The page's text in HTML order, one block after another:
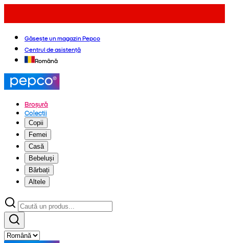
Găsește un magazin Pepco
Centrul de asistență
Română
Broșură
Colecții
Copii
Femei
Casă
Bebeluși
Bărbați
Altele